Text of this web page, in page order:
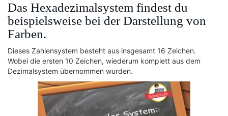
Das Hexadezimalsystem findest du
beispielsweise bei der Darstellung von
Farben.
Dieses Zahlensystem besteht aus insgesamt 16 Zeichen.
Wobei die ersten 10 Zeichen, wiederum komplett aus dem
Dezimalsystem übernommen wurden.